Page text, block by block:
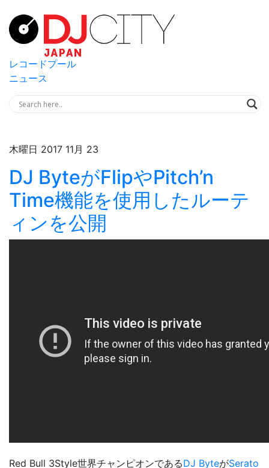
レコードプール
ニュース
木曜日 2017 11月 23
DJ ByteがFlipやPitch’n
Time機能を使用したルーテ
ィンを公開
Red Bull 3Style世界チャンピオンであるDJ ByteがSerato